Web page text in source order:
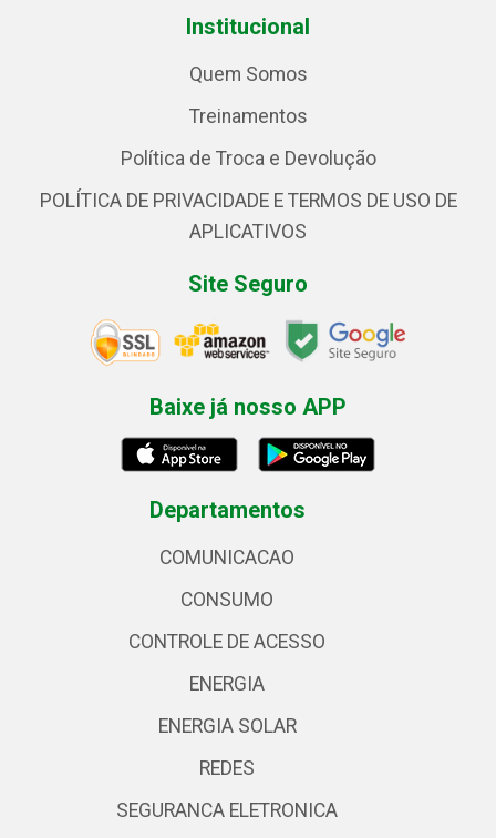
Institucional
Quem Somos
Treinamentos
Política de Troca e Devolução
POLÍTICA DE PRIVACIDADE E TERMOS DE USO DE
APLICATIVOS
Site Seguro
Baixe já nosso APP
Departamentos
COMUNICACAO
CONSUMO
CONTROLE DE ACESSO
ENERGIA
ENERGIA SOLAR
REDES
SEGURANCA ELETRONICA